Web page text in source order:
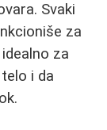
Svaki
za
za
i da